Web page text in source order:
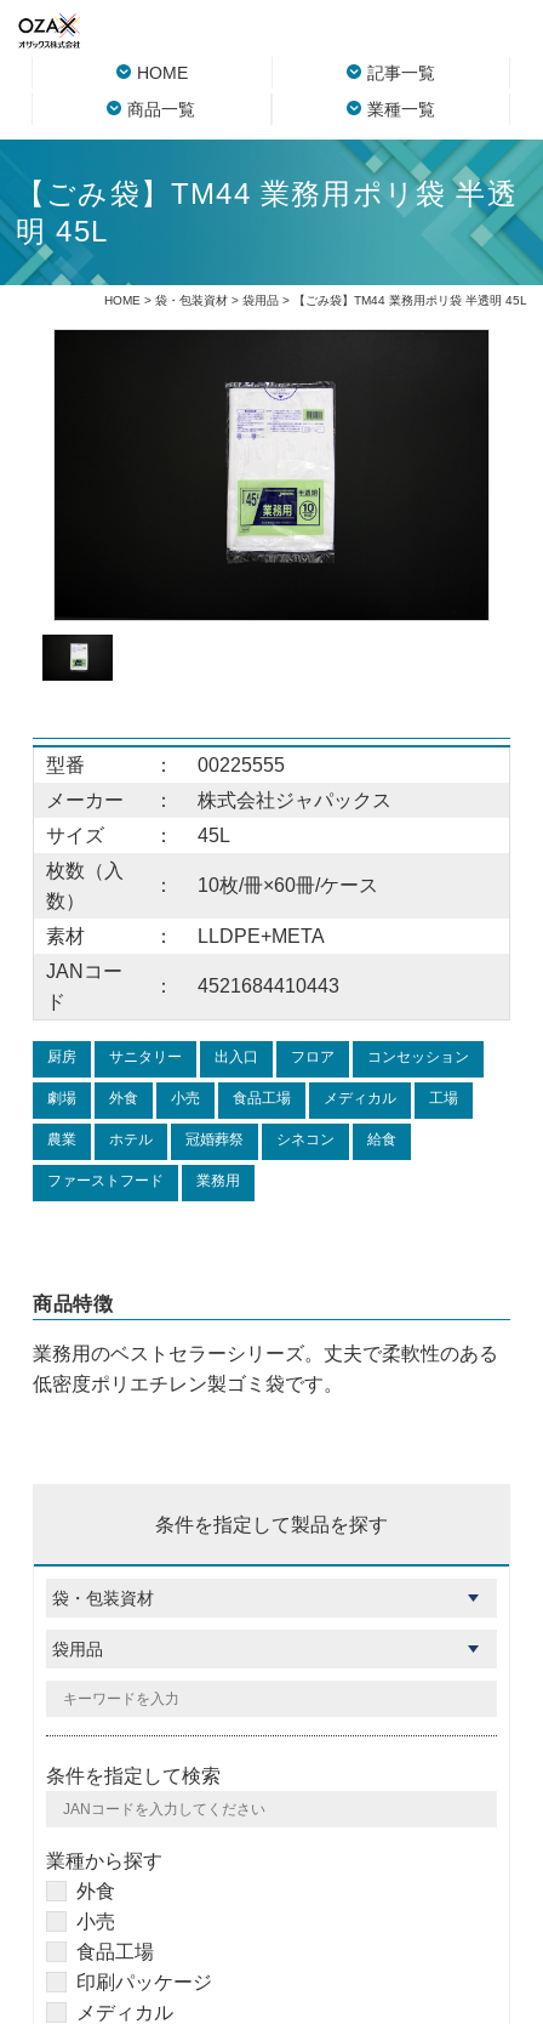
HOME
記事一覧
商品一覧
業種一覧
【ごみ袋】TM44 業務用ポリ袋 半透
明 45L
HOME > 袋・包装資材> 袋用品> 【ごみ袋】TM44 業務用ポリ袋 半透明 45L
型番 ：
00225555
メーカー
：
株式会社ジャパックス
サイズ
：
45L
枚数（入
数）
： 10枚/冊×60冊/ケース
素材 ：
LLDPE+META
JANコー
ド
： 4521684410443
厨房 サニタリー 出入口 フロア コンセッション
劇場 外食 小売 食品工場 メディカル 工場
農業 ホテル 冠婚葬祭 シネコン 給食
ファーストフード 業務用
商品特徴
業務用のベストセラーシリーズ。丈夫で柔軟性のある
低密度ポリエチレン製ゴミ袋です。
条件を指定して製品を探す
条件を指定して検索
業種から探す
外食
小売
食品工場
印刷パッケージ
メディカル